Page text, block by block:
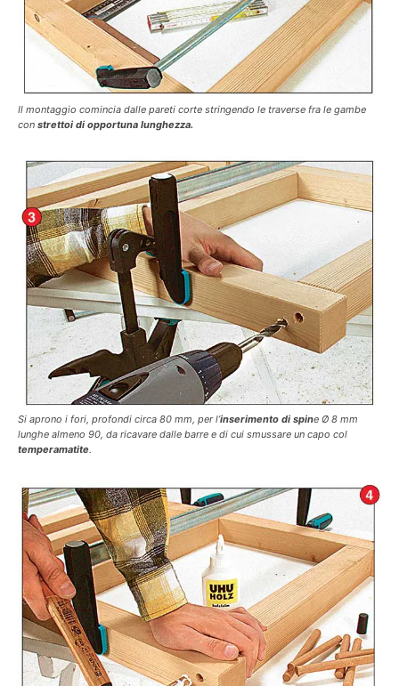
Il montaggio comincia dalle pareti corte stringendo le traverse fra le gambe
con strettoi di opportuna lunghezza.
Si aprono i fori, profondi circa 80 mm, per l’inserimento di spine Ø 8 mm
lunghe almeno 90, da ricavare dalle barre e di cui smussare un capo col
temperamatite.